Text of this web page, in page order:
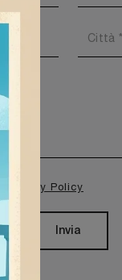
Privacy Policy
Invia